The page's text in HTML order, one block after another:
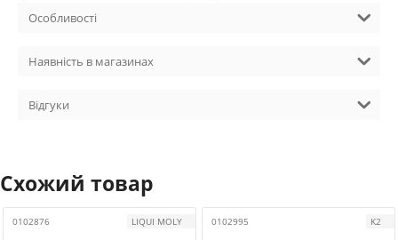
Особливості
Наявність в магазинах
Відгуки
Схожий товар
0102876 LIQUI MOLY 0102995 K2